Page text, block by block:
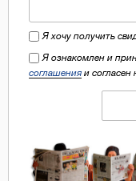
Я хочу получить
Я ознакомлен и
соглашения и